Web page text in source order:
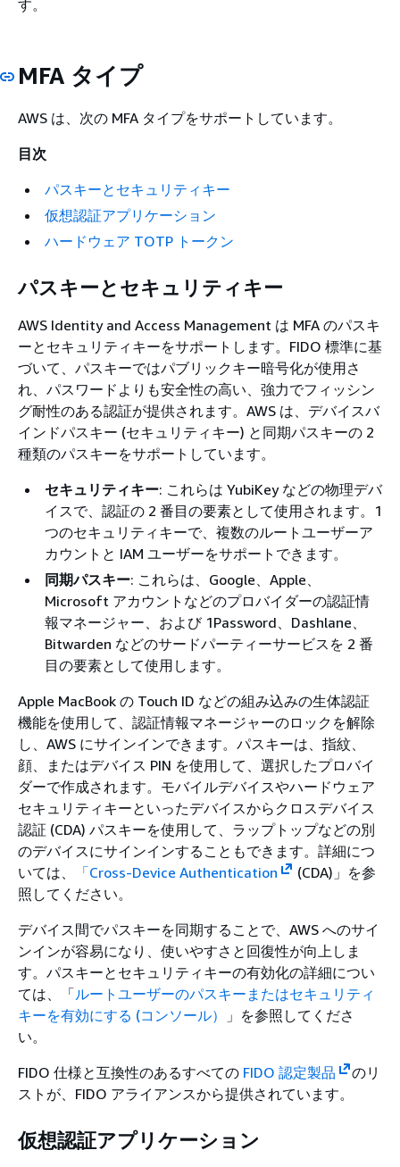
す。
MFA タイプ
AWS は、次の MFA タイプをサポートしています。
目次
パスキーとセキュリティキー
仮想認証アプリケーション
ハードウェア TOTP トークン
パスキーとセキュリティキー
AWS Identity and Access Management は MFA のパスキ
ーとセキュリティキーをサポートします。FIDO 標準に基
づいて、パスキーではパブリックキー暗号化が使用さ
れ、パスワードよりも安全性の高い、強力でフィッシン
グ耐性のある認証が提供されます。AWS は、デバイスバ
インドパスキー (セキュリティキー) と同期パスキーの 2
種類のパスキーをサポートしています。
セキュリティキー: これらは YubiKey などの物理デバ
イスで、認証の 2 番目の要素として使用されます。1
つのセキュリティキーで、複数のルートユーザーア
カウントと IAM ユーザーをサポートできます。
同期パスキー: これらは、Google、Apple、
Microsoft アカウントなどのプロバイダーの認証情
報マネージャー、および 1Password、Dashlane、
Bitwarden などのサードパーティーサービスを 2 番
目の要素として使用します。
Apple MacBook の Touch ID などの組み込みの生体認証
機能を使用して、認証情報マネージャーのロックを解除
し、AWS にサインインできます。パスキーは、指紋、
顔、またはデバイス PIN を使用して、選択したプロバイ
ダーで作成されます。モバイルデバイスやハードウェア
セキュリティキーといったデバイスからクロスデバイス
認証 (CDA) パスキーを使用して、ラップトップなどの別
のデバイスにサインインすることもできます。詳細につ
いては、
「Cross-Device Authentication
(CDA)」を参
照してください。
デバイス間でパスキーを同期することで、AWS へのサイ
ンインが容易になり、使いやすさと回復性が向上しま
す。パスキーとセキュリティキーの有効化の詳細につい
ては、「ルートユーザーのパスキーまたはセキュリティ
キーを有効にする (コンソール）
」を参照してくださ
い。
FIDO 仕様と互換性のあるすべての FIDO 認定製品
のリ
ストが、FIDO アライアンスから提供されています。
仮想認証アプリケーション